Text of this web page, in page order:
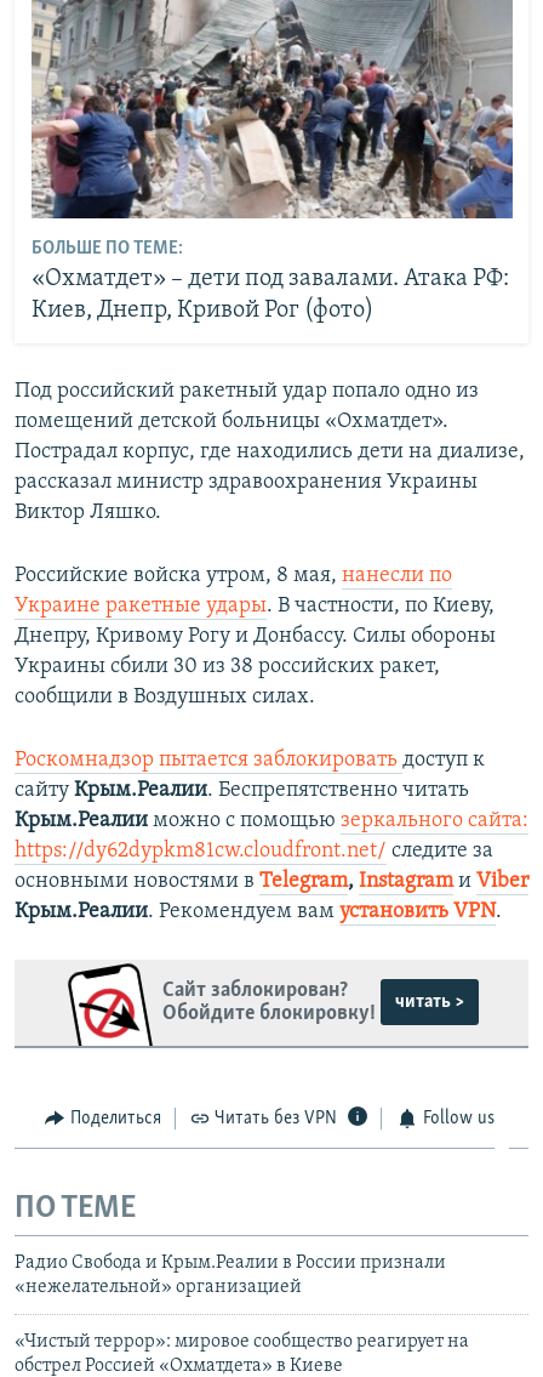
БОЛЬШЕ ПО ТЕМЕ:
«Охматдет» – дети под завалами. Атака РФ:
Киев, Днепр, Кривой Рог (фото)
Под российский ракетный удар попало одно из
помещений детской больницы «Охматдет».
Пострадал корпус, где находились дети на диализе,
рассказал министр здравоохранения Украины
Виктор Ляшко.
Российские войска утром, 8 мая, нанесли по
Украине ракетные удары. В частности, по Киеву,
Днепру, Кривому Рогу и Донбассу. Силы обороны
Украины сбили 30 из 38 российских ракет,
сообщили в Воздушных силах.
Роскомнадзор пытается заблокировать доступ к
сайту Крым.Реалии. Беспрепятственно читать
Крым.Реалии можно с помощью зеркального сайта:
https://dy62dypkm81cw.cloudfront.net/ следите за
основными новостями в Telegram, Instagramи Viber
Крым.Реалии. Рекомендуем вам установить VPN.
Сайт заблокирован?
Обойдите блокировку!
читать >
Поделиться Читать без VPN Follow us
ПО ТЕМЕ
Радио Свобода и Крым.Реалии в России признали
«нежелательной» организацией
«Чистый террор»: мировое сообщество реагирует на
обстрел Россией «Охматдета» в Киеве